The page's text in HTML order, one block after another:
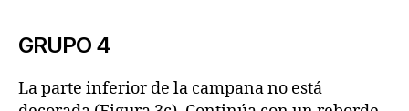
GRUPO 4
La parte inferior de la campana no está